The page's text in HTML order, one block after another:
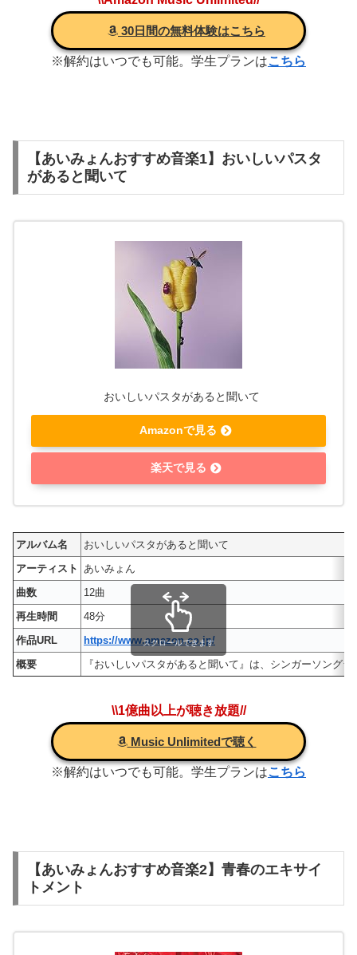
30日間の無料体験はこちら
※解約はいつでも可能。学生プランはこちら
【あいみょんおすすめ音楽1】おいしいパスタ
があると聞いて
おいしいパスタがあると聞いて
Amazonで見る
楽天で見る
アルバム名
おいしいパスタがあると聞いて
アーティスト
あいみょん
曲数
12曲
再生時間
48分
作品URL
https://www.amazon.co.jp/
概要
『おいしいパスタがあると聞いて』は、シンガーソング
スクロールできます
\\1億曲以上が聴き放題//
Music Unlimitedで聴く
※解約はいつでも可能。学生プランはこちら
【あいみょんおすすめ音楽2】青春のエキサイ
トメント